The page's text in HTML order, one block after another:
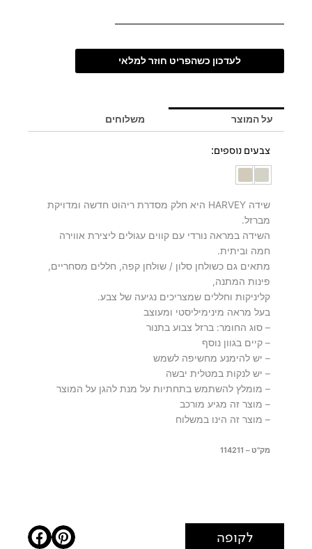
לעדכון כשהפריט חוזר למלאי
על המוצר משלוחים
צבעים נוספים:
שידה HARVEY היא חלק מסדרת ריהוט חדשה ומדויקת
מברזל.
השידה במראה נורדי עם קווים עגולים ליצירת אווירה
חמה וביתית.
מתאים גם כשולחן סלון / שולחן קפה, חללים מסחריים,
פינות המתנה,
קליניקות וחללים שמצריכים נגיעה של צבע.
בעל מראה מינימיליסטי ומעוצב
– סוג החומר: ברזל צבוע בתנור
– קיים בגוון נוסף
– יש להימנע מחשיפה לשמש
– יש לנקות במטלית יבשה
– מומלץ להשתמש בתחתיות על מנת להגן על המוצר
– מוצר זה מגיע מורכב
– מוצר זה הינו במשלוח
מק"ט – 114211
לקופה